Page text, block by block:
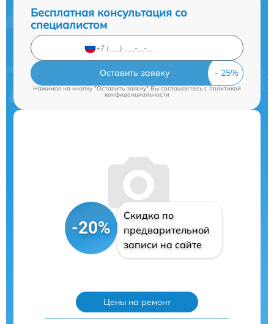
Бесплатная консультация со
специалистом
Оставить заявку
Нажимая на кнопку "Оставить заявку" Вы соглашаетесь c политикой
конфиденциальности
-20%
Скидка по
предварительной
записи на сайте
Цены на ремонт